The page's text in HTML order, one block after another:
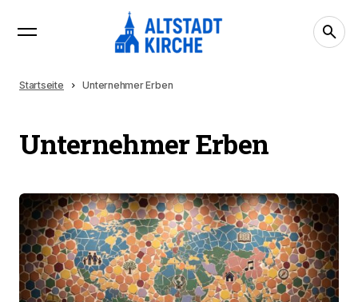
Startseite Unternehmer Erben
Unternehmer Erben